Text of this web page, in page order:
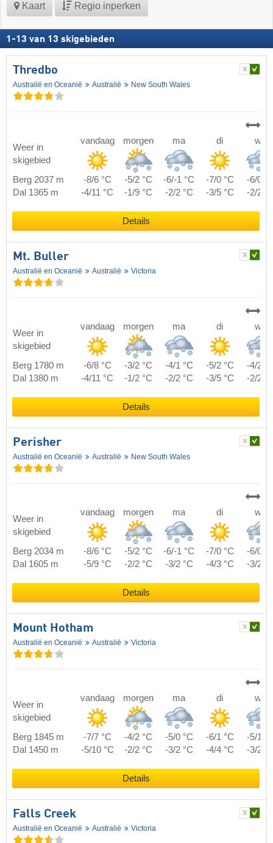
Kaart Regio inperken
1 -13 van 13 skigebieden
Thredbo
Australië en Oceanië Australië New South Wales
Weer in
skigebied
vandaag morgen ma di wo
Berg 2037 m -8/6 °C -5/2 °C -6/-1 °C -7/0 °C
-6/0
Dal 1365 m
-4/11 °C -1/9 °C -2/2 °C -3/5 °C -2/2
Details
Mt. Buller
Australië en Oceanië Australië Victoria
Weer in
skigebied
vandaag morgen ma di wo
Berg 1780 m -6/8 °C -3/2 °C -4/1 °C -5/2 °C
-4/2
Dal 1380 m
-4/11 °C -1/2 °C -2/2 °C -3/5 °C -2/2
Details
Perisher
Australië en Oceanië Australië New South Wales
Weer in
skigebied
vandaag morgen ma di wo
Berg 2034 m -8/6 °C -5/2 °C -6/-1 °C -7/0 °C
-6/0
Dal 1605 m
-5/9 °C -2/2 °C -3/2 °C -4/3 °C -3/2
Details
Mount Hotham
Australië en Oceanië Australië Victoria
Weer in
skigebied
vandaag morgen ma di wo
Berg 1845 m -7/7 °C -4/2 °C -5/0 °C -6/1 °C
-5/1
Dal 1450 m
-5/10 °C -2/2 °C -3/2 °C -4/4 °C -3/2
Details
Falls Creek
Australië en Oceanië Australië Victoria